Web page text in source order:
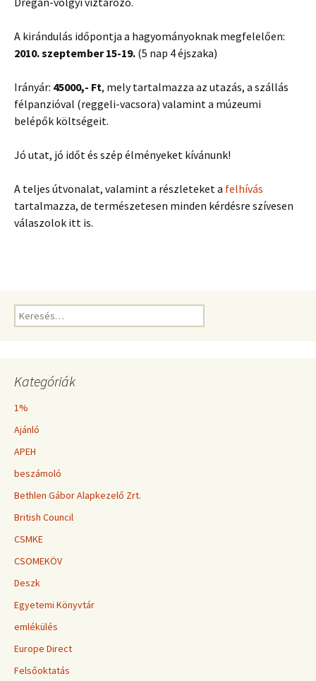
A kirándulás időpontja a hagyományoknak megfelelően:
2010. szeptember 15-19. (5 nap 4 éjszaka)
Irányár: 45000,- Ft, mely tartalmazza az utazás, a szállás
félpanzióval (reggeli-vacsora) valamint a múzeumi
belépők költségeit.
Jó utat, jó időt és szép élményeket kívánunk!
A teljes útvonalat, valamint a részleteket a felhívás
tartalmazza, de természetesen minden kérdésre szívesen
válaszolok itt is.
Keresés:
Kategóriák
1%
Ajánló
APEH
beszámoló
Bethlen Gábor Alapkezelő Zrt.
British Council
CSMKE
CSOMEKÖV
Deszk
Egyetemi Könyvtár
emlékülés
Europe Direct
Felsőoktatás